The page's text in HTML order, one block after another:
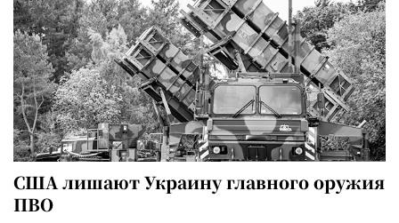
США лишают Украину главного оружия
ПВО